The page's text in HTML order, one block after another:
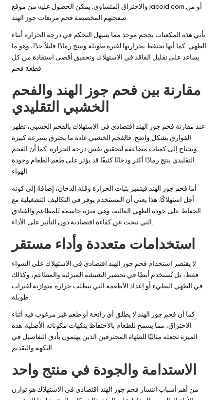
jacoid.com
صفحتهم المخصصة فحم مربعات جوز الهند
.
تأتي هذه المكعبات بحجم موحد مما يسهل التحكم في درجة الحرارة أثناء
الطهي. كما أنها تحتفظ بحرارتها لفترة طويلة وتنتج رمادًا قليلاً جدًا، وهو ما
يساعد على تقليل الفاقد في الاستهلاك وتحقيق أقصى استفادة من كل
قطعة فحم.
مقارنة بين فحم جوز الهند والفحم
الخشبي التقليدي
عند مقارنة فحم جوز الهند اقتصادي في الاستهلاك بالفحم الخشبي، تظهر
الفوارق بشكل واضح. فالفحم الخشبي عادة ما يحترق بسرعة كبيرة
ويحتاج إلى كميات مضاعفة لتحقيق نفس درجة الحرارة. كما أن الفحم
التقليدي ينتج رمادًا أكثر ودخانًا كثيفًا قد يؤثر على طعم الطعام وجودة
الهواء.
أما فحم جوز الهند فيتميز بثبات الحرارة وقلة الدخان، إضافةً إلى كونه
أقل استهلاكًا. هذا يعني أن المستخدم يوفر في التكاليف التشغيلية مع
الحفاظ على جودة الطهي العالية، وهي ميزة حاسمة للمطاعم والفنادق
التي تبحث عن كفاءة اقتصادية دون التأثير على الأداء.
استخدامات متعددة وأداء مستقر
لا يقتصر استخدام فحم جوز الهند اقتصادي في الاستهلاك على الشواء
فقط، بل يُستخدم أيضًا في تحضير الشيشة المنزلية والمطاعم، وكذلك
في الطهي البطيء أو إعداد الأطعمة التي تتطلب حرارة متوازنة لفترات
طويلة.
كما أن فحم جوز الهند لا يطلق أي رائحة أو طعم غير مرغوب فيه أثناء
الاحتراق، مما يسمح للطعام بالاحتفاظ بنكهات مكوناته الأصلية. هذه
الميزة تجعله مثاليًا للطهاة المحترفين الذين يهتمون بأدق التفاصيل في
النكهة والتقديم.
الاستدامة والجودة في منتج واحد
من أهم أسباب انتشار فحم جوز الهند اقتصادي في الاستهلاك هو توازن